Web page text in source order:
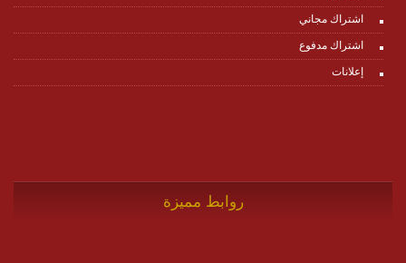
اشتراك مجاني
اشتراك مدفوع
إعلانات
روابط مميزة